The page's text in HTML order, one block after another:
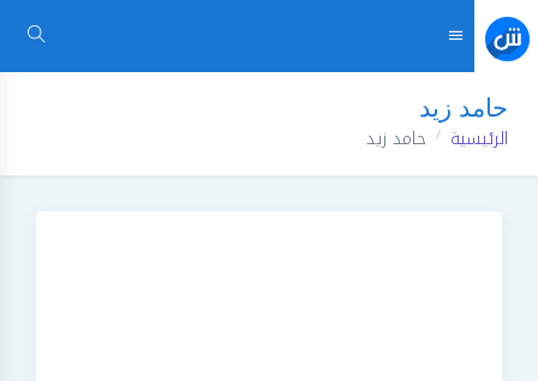
حامد زيد
الرئيسية حامد زيد